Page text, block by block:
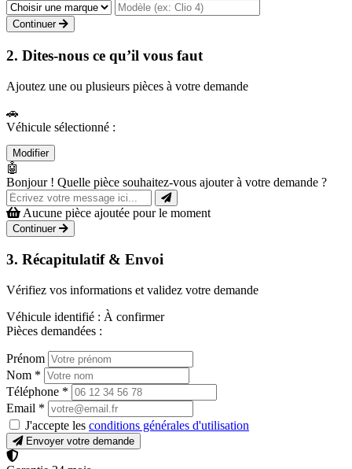
Continuer
2. Dites-nous ce qu’il vous faut
Ajoutez une ou plusieurs pièces à votre demande
🚗
Véhicule sélectionné :
Modifier
🤖
Bonjour ! Quelle pièce souhaitez-vous ajouter à votre demande ?
Aucune pièce ajoutée pour le moment
Continuer
3. Récapitulatif & Envoi
Vérifiez vos informations et validez votre demande
Véhicule identifié : À confirmer
Pièces demandées :
Prénom
Nom *
Téléphone *
Email *
J'accepte les conditions générales d'utilisation
Envoyer votre demande